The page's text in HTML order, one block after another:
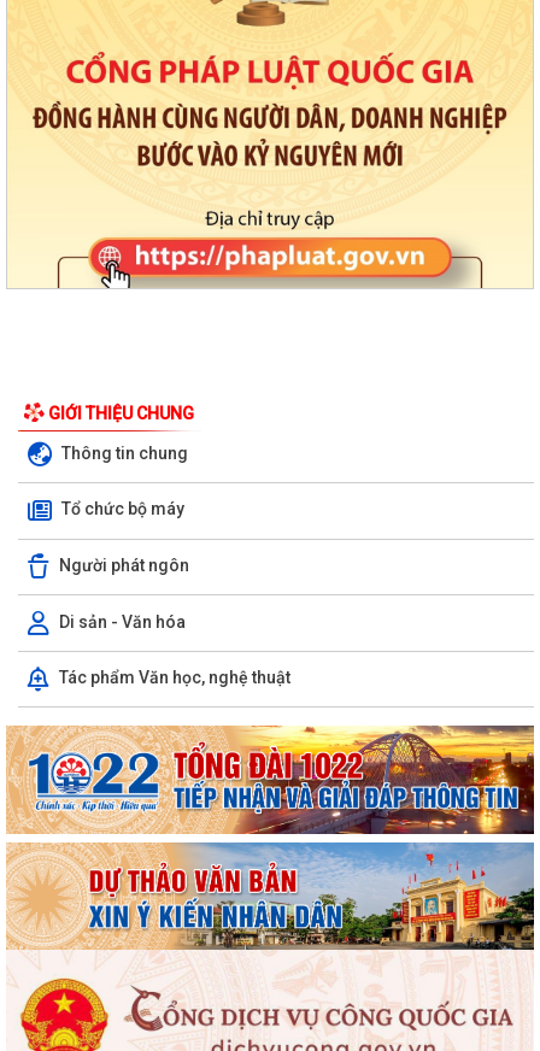
GIỚI THIỆU CHUNG
Thông tin chung
Tổ chức bộ máy
Người phát ngôn
Di sản - Văn hóa
Tác phẩm Văn học, nghệ thuật
PHƯỜNG VIỆT HÒA TRIỂN KHAI KẾ HOẠCH THU THUẾ SỬ DỤNG ĐẤT
PHI NÔNG NGHIỆP NĂM 2026
Tuyển chọn thực tập sinh nam đi thực tập kỹ thuật tại Nhật Bản
(Tháng 8/2026).
UBND PHƯỜNG VIỆT HÒA TRIỂN KHAI TUYÊN TRUYỀN, NÂNG CAO KỸ
NĂNG SỬ DỤNG INTERNET, MẠNG XÃ HỘI AN...
Thông báo tuyển chọn ứng viên điều dưỡng, nhân viên chăm sóc đi